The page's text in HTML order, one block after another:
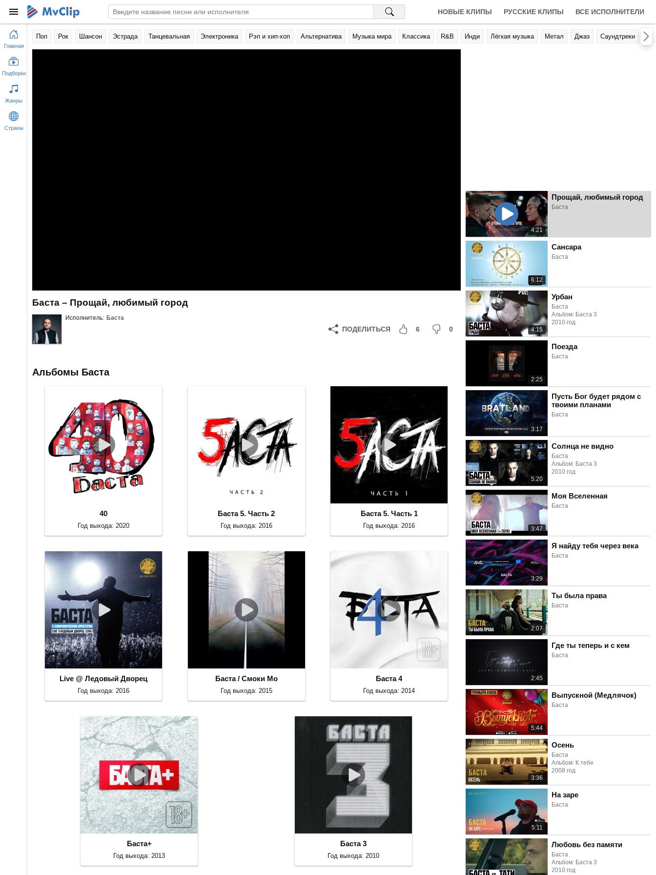
НОВЫЕ КЛИПЫ РУССКИЕ КЛИПЫ ВСЕ ИСПОЛНИТЕЛИ
Поп Рок Шансон Эстрада Танцевальная Электроника Рэп и хип-хоп Альтернатива Музыка мира Классика R&B Инди Лёгкая музыка Метал Джаз Саундтреки
Баста – Прощай, любимый город
Исполнитель: Баста
ПОДЕЛИТЬСЯ 6 0
4:21
Прощай, любимый город
Баста
6:12
Сансара
Баста
4:15
Урбан
Баста
Альбом: Баста 3
2010 год
2:25
Поезда
Баста
3:17
Пусть Бог будет рядом с
твоими планами
Баста
5:20
Солнца не видно
Баста
Альбом: Баста 3
2010 год
3:47
Моя Вселенная
Баста
3:29
Я найду тебя через века
Баста
2:07
Ты была права
Баста
2:45
Где ты теперь и с кем
Баста
5:44
Выпускной (Медлячок)
Баста
3:36
Осень
Баста
Альбом: К тебе
2008 год
5:11
На заре
Баста
Любовь без памяти
Баста
Альбом: Баста 3
2010 год
Альбомы Баста
40
Год выхода: 2020
Баста 5. Часть 2
Год выхода: 2016
Баста 5. Часть 1
Год выхода: 2016
Live @ Ледовый Дворец
Год выхода: 2016
Баста / Смоки Мо
Год выхода: 2015
Баста 4
Год выхода: 2014
Баста+
Год выхода: 2013
Баста 3
Год выхода: 2010
Главная
Подборки
Жанры
Страны